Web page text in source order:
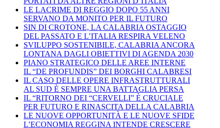
LE LACRIME DI REGGIO DOPO 55 ANNI
SERVANO DA MONITO PER IL FUTURO
SIN DI CROTONE, LA CALABRIA OSTAGGIO
DEL PASSATO E L’ITALIA RESPIRA VELENO
SVILUPPO SOSTENIBILE, CALABRIA ANCORA
LONTANA DAGLI OBIETTIVI DI AGENDA 2030
PIANO STRATEGICO DELLE AREE INTERNE
IL “DE PROFUNDIS” DEI BORGHI CALABRESI
IL CASO DELLE OPERE INFRASTRUTTURALI
AL SUD È SEMPRE UNA BATTAGLIA PERSA
IL “RITORNO DEI “CERVELLI” È CRUCIALE
PER FUTURO E RINASCITA DELLA CALABRIA
LE NUOVE OPPORTUNITÀ E LE NUOVE SFIDE
L’ECONOMIA REGGINA INTENDE CRESCERE